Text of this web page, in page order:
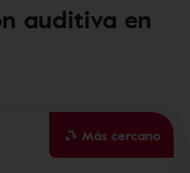
auditiva en
Más cercano